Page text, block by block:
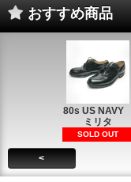
おすすめ商品
80s US NAVY
ミリタ
SOLD OUT
<